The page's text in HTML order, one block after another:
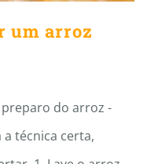
um arroz
do arroz -
técnica certa,